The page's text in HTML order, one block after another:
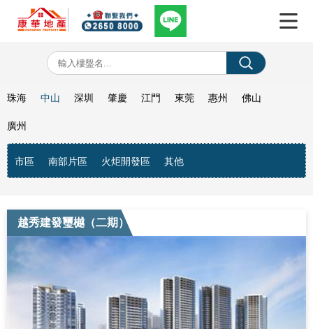
珠海 中山
市區 南部片區 火炬開發區 其他
深圳 肇慶 江門 東莞 惠州 佛山
廣州
越秀建發璽樾（二期）